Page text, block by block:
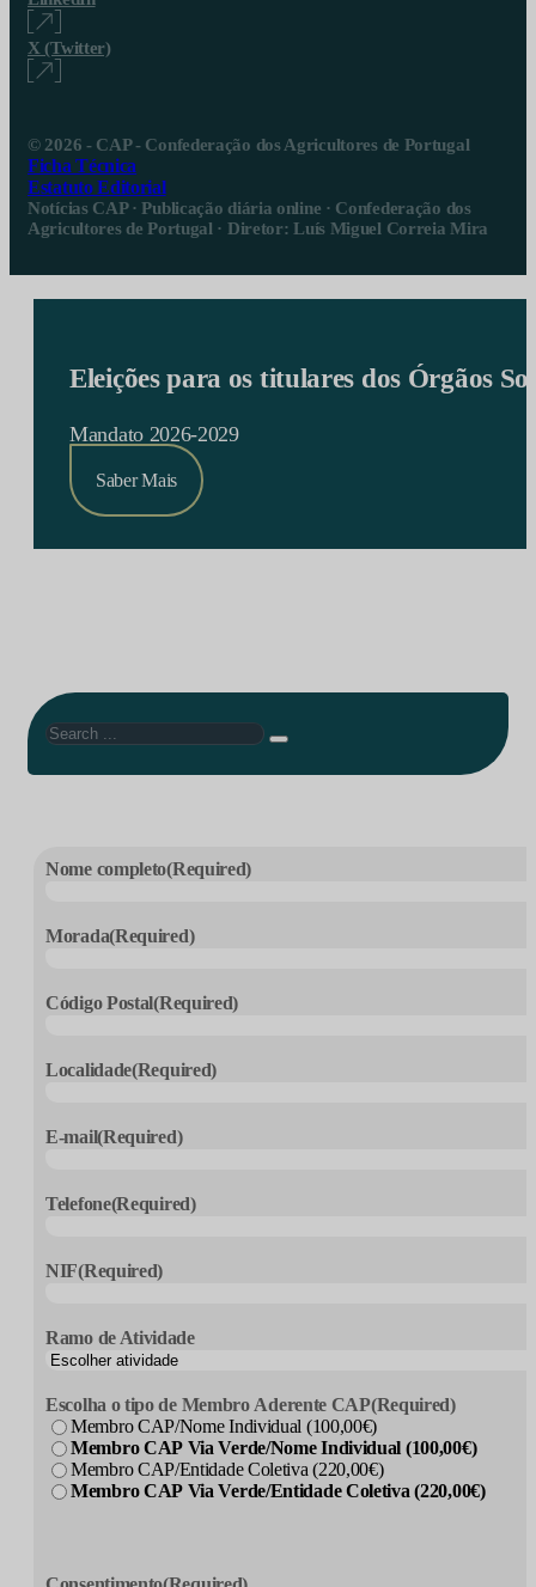
X (Twitter)
© 2026 - CAP - Confederação dos Agricultores de Portugal
Ficha Técnica
Estatuto Editorial
Notícias CAP · Publicação diária online · Confederação dos
Agricultores de Portugal · Diretor: Luís Miguel Correia Mira
Eleições para os titulares dos Órgãos
Mandato 2026-2029
Saber Mais
Search
Nome completo(Required)
Morada(Required)
Código Postal(Required)
Localidade(Required)
E-mail(Required)
Telefone(Required)
NIF(Required)
Ramo de Atividade
Escolha o tipo de Membro Aderente CAP(Required)
Membro CAP/Nome Individual (100,00€)
Membro CAP Via Verde/Nome Individual (100,00€)
Membro CAP/Entidade Coletiva (220,00€)
Membro CAP Via Verde/Entidade Coletiva (220,00€)